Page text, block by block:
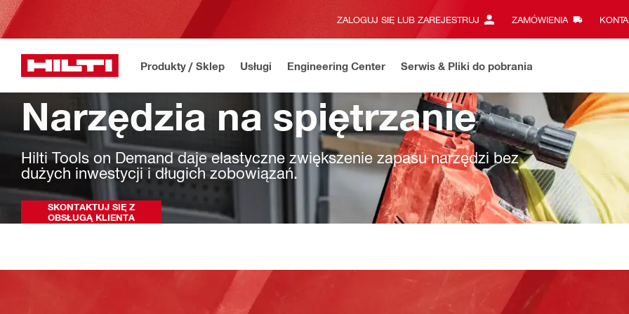
ZALOGUJ SIĘ LUB ZAREJESTRUJ ZAMÓWIENIA
Produkty / Sklep Usługi Engineering Center Serwis & Pliki do pobrania
Narzędzia na spiętrzanie
Hilti Tools on Demand daje elastyczne zwiększenie zapasu narzędzi bez
dużych inwestycji i długich zobowiązań.
SKONTAKTUJ SIĘ Z
OBSŁUGĄ KLIENTA